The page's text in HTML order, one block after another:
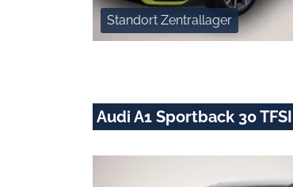
Standort Zentrallager
Audi A1 Sportback 30